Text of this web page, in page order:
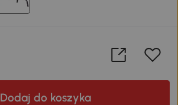
Dodaj do koszyka